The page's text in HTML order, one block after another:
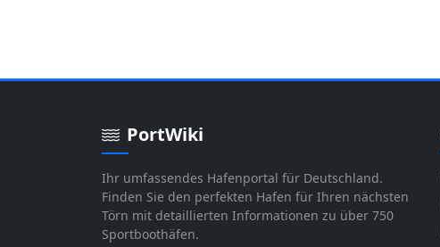
PortWiki
Ihr umfassendes Hafenportal für Deutschland.
Finden Sie den perfekten Hafen für Ihren nächsten
Törn mit detaillierten Informationen zu über 750
Sportboothäfen.